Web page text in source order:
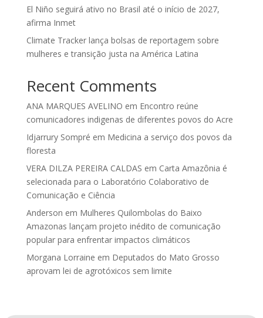
El Niño seguirá ativo no Brasil até o início de 2027,
afirma Inmet
Climate Tracker lança bolsas de reportagem sobre
mulheres e transição justa na América Latina
Recent Comments
ANA MARQUES AVELINO em Encontro reúne
comunicadores indigenas de diferentes povos do Acre
Idjarrury Sompré em Medicina a serviço dos povos da
floresta
VERA DILZA PEREIRA CALDAS em Carta Amazônia é
selecionada para o Laboratório Colaborativo de
Comunicação e Ciência
Anderson em Mulheres Quilombolas do Baixo
Amazonas lançam projeto inédito de comunicação
popular para enfrentar impactos climáticos
Morgana Lorraine em Deputados do Mato Grosso
aprovam lei de agrotóxicos sem limite